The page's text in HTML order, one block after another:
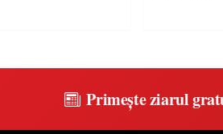
Primește ziarul